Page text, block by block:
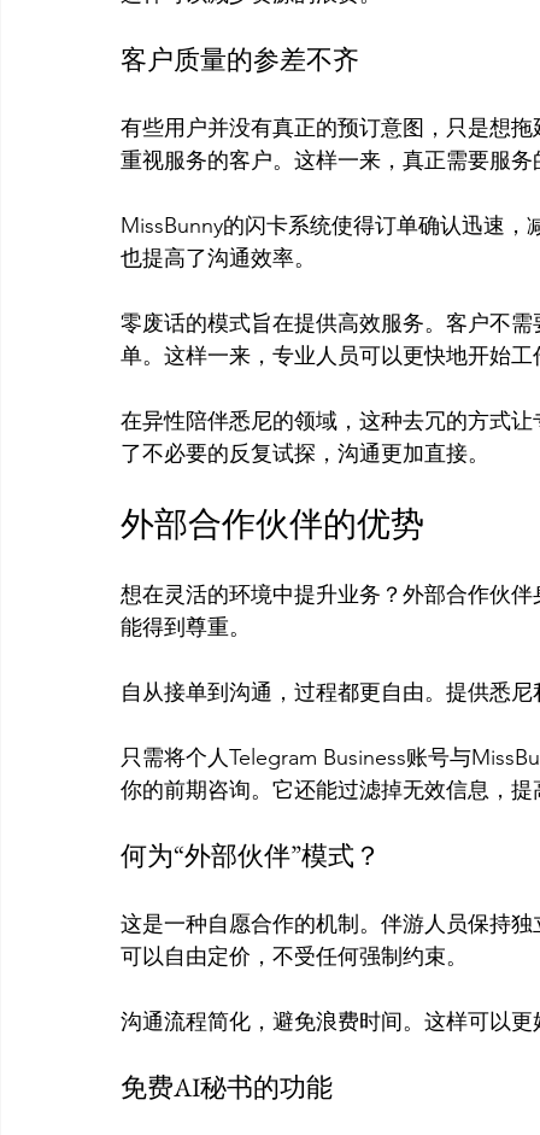
客户质量的参差不齐
有些用户并没有真正的预订意图，只是想
重视服务的客户。这样一来，真正需要服
MissBunny的闪卡系统使得订单确认迅速
也提高了沟通效率。
零废话的模式旨在提供高效服务。客户不
单。这样一来，专业人员可以更快地开始工
在异性陪伴悉尼的领域，这种去冗的方式
外部合作伙伴的优势
想在灵活的环境中提升业务？外部合作伙
能得到尊重。
自从接单到沟通，过程都更自由。提供悉
只需将个人Telegram Business账号与
何为“外部伙伴”模式？
这是一种自愿合作的机制。伴游人员保持
可以自由定价，不受任何强制约束。
免费AI秘书的功能